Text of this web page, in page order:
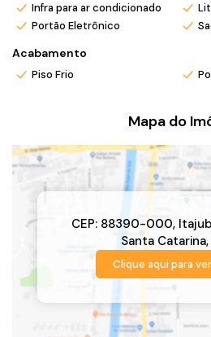
Infra para ar condicionado
Portão Eletrônico
Acabamento
Piso Frio
Mapa do
CEP: 88390-000,
Santa Catarina,
Clique aqui para